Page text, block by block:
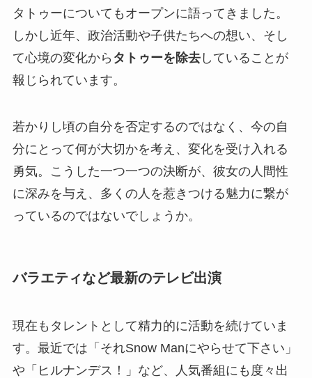
タトゥーについてもオープンに語ってきました。
しかし近年、政治活動や子供たちへの想い、そし
て心境の変化から タトゥーを除去していることが
報じられています。
若かりし頃の自分を否定するのではなく、今の自
分にとって何が大切かを考え、変化を受け入れる
勇気。こうした一つ一つの決断が、彼女の人間性
に深みを与え、多くの人を惹きつける魅力に繋が
っているのではないでしょうか。
バラエティなど最新のテレビ出演
現在もタレントとして精力的に活動を続けていま
す。最近では「それSnow Manにやらせて下さい」
や「ヒルナンデス！」など、人気番組にも度々出